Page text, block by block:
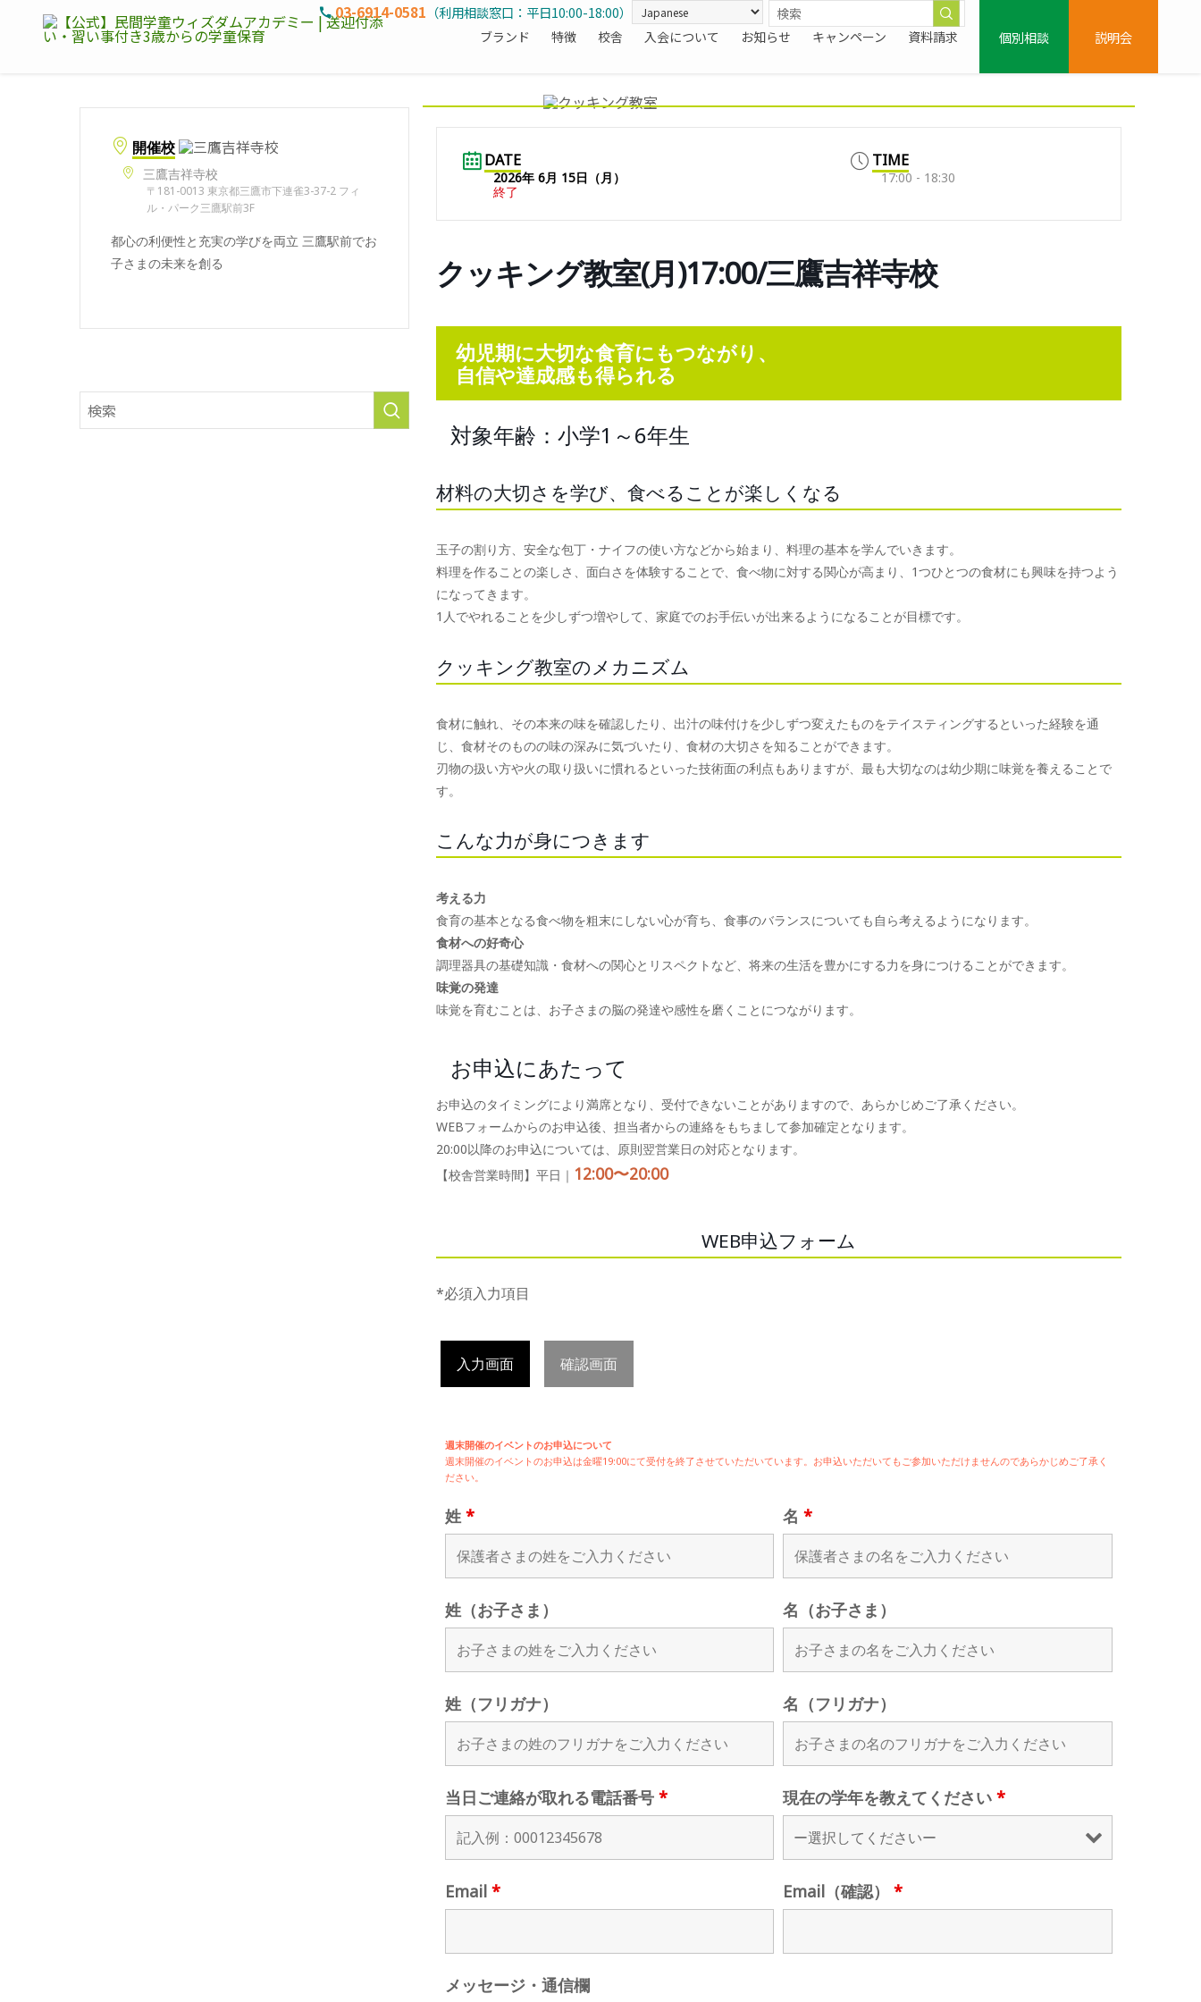
ブランド 特徴 校舎 入会について お知らせ キャンペーン 資料請求
03-6914-0581 （利用相談窓口：平日10:00-18:00）
個別相談
説明会
開催校
三鷹吉祥寺校
〒181-0013 東京都三鷹市下連雀3-37-2 フィ
ル・パーク三鷹駅前3F
都心の利便性と充実の学びを両立 三鷹駅前でお
子さまの未来を創る
DATE
2026年 6月 15日（月）
終了
TIME
17:00 - 18:30
クッキング教室(月)17:00/三鷹吉祥寺校
幼児期に大切な食育にもつながり、
自信や達成感も得られる
対象年齢：小学1～6年生
材料の大切さを学び、食べることが楽しくなる
玉子の割り方、安全な包丁・ナイフの使い方などから始まり、料理の基本を学んでいきます。
料理を作ることの楽しさ、面白さを体験することで、食べ物に対する関心が高まり、1つひとつの食材にも興味を持つよう
になってきます。
1人でやれることを少しずつ増やして、家庭でのお手伝いが出来るようになることが目標です。
クッキング教室のメカニズム
食材に触れ、その本来の味を確認したり、出汁の味付けを少しずつ変えたものをテイスティングするといった経験を通
じ、食材そのものの味の深みに気づいたり、食材の大切さを知ることができます。
刃物の扱い方や火の取り扱いに慣れるといった技術面の利点もありますが、最も大切なのは幼少期に味覚を養えることで
す。
こんな力が身につきます
考える力
食育の基本となる食べ物を粗末にしない心が育ち、食事のバランスについても自ら考えるようになります。
食材への好奇心
調理器具の基礎知識・食材への関心とリスペクトなど、将来の生活を豊かにする力を身につけることができます。
味覚の発達
味覚を育むことは、お子さまの脳の発達や感性を磨くことにつながります。
お申込にあたって
お申込のタイミングにより満席となり、受付できないことがありますので、あらかじめご了承ください。
WEBフォームからのお申込後、担当者からの連絡をもちまして参加確定となります。
20:00以降のお申込については、原則翌営業日の対応となります。
【校舎営業時間】平日｜ 12:00〜20:00
WEB申込フォーム
*必須入力項目
入力画面 確認画面
週末開催のイベントのお申込について
週末開催のイベントのお申込は金曜19:00にて受付を終了させていただいています。お申込いただいてもご参加いただけませんのであらかじめご了承く
ださい。
姓 * 名*
姓（お子さま） 名（お子さま）
姓（フリガナ） 名（フリガナ）
当日ご連絡が取れる電話番号 * 現在の学年を教えてください*
Email * Email（確認）*
メッセージ・通信欄